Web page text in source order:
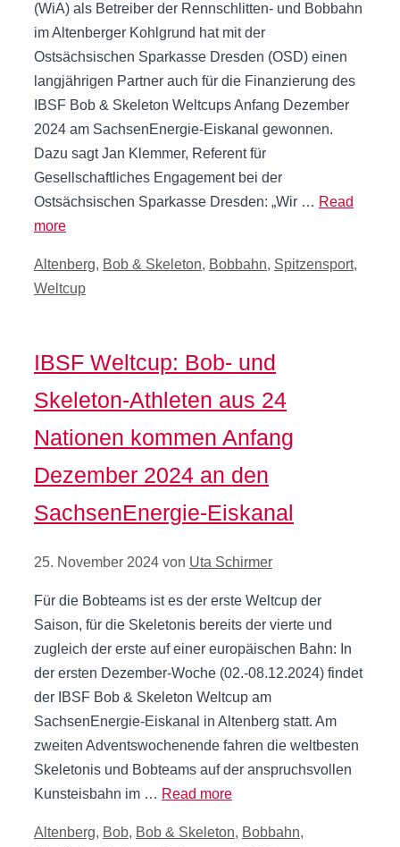
(WiA) als Betreiber der Rennschlitten- und Bobbahn
im Altenberger Kohlgrund hat mit der
Ostsächsischen Sparkasse Dresden (OSD) einen
langjährigen Partner auch für die Finanzierung des
IBSF Bob & Skeleton Weltcups Anfang Dezember
2024 am SachsenEnergie-Eiskanal gewonnen.
Dazu sagt Jan Klemmer, Referent für
Gesellschaftliches Engagement bei der
Ostsächsischen Sparkasse Dresden: „Wir … Read
more
Kategorien
Altenberg, Bob & Skeleton, Bobbahn, Spitzensport,
Weltcup
IBSF Weltcup: Bob- und
Skeleton-Athleten aus 24
Nationen kommen Anfang
Dezember 2024 an den
SachsenEnergie-Eiskanal
25. November 2024 von Uta Schirmer
Für die Bobteams ist es der erste Weltcup der
Saison, für die Skeletonis bereits der vierte und
zugleich der erste auf einer europäischen Bahn: In
der ersten Dezember-Woche (02.-08.12.2024) findet
der IBSF Bob & Skeleton Weltcup am
SachsenEnergie-Eiskanal in Altenberg statt. Am
zweiten Adventswochenende fahren die weltbesten
Skeletonis und Bobteams auf der anspruchsvollen
Kunsteisbahn im … Read more
Kategorien
Altenberg, Bob, Bob & Skeleton, Bobbahn,